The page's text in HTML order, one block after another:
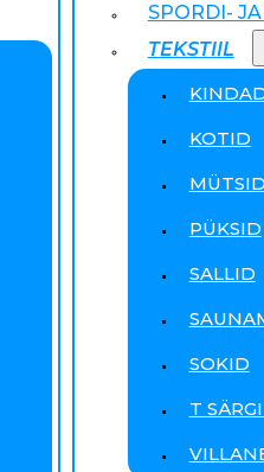
SPORDI-
TEKSTIIL
KOTID
MÜTSID
PÜKSID
SALLID
SOKID
T